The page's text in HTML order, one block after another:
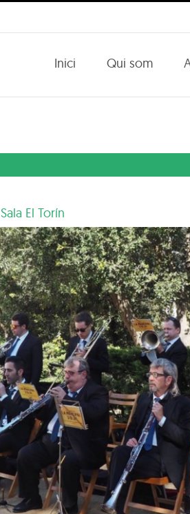
Inici Qui som
Sala El Torín